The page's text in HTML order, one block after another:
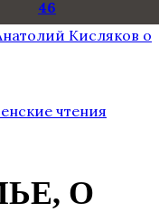
46
Кисляков о
чтения
О